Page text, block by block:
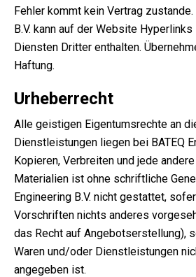
Fehler kommt kein Vertrag zustande.
B.V. kann auf der Website
Diensten Dritter enthalten.
Haftung.
Urheberrecht
Alle geistigen Eigentumsrechte an
Dienstleistungen liegen bei BATEQ
Kopieren, Verbreiten und jede
Materialien ist ohne schriftliche
Engineering B.V. nicht gestattet,
Vorschriften nichts anderes
das Recht auf Angebotserstellung),
Waren und/oder Dienstleistungen
angegeben ist.